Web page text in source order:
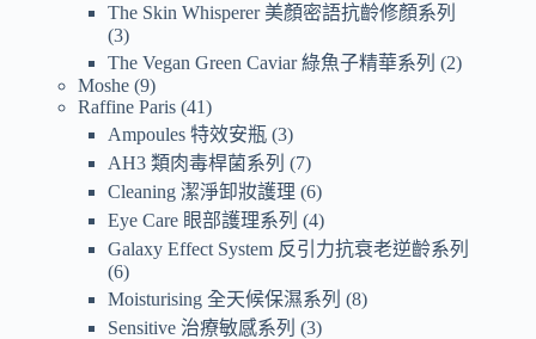
The Skin Whisperer 美顏密語抗齡修顏系列
3
The Vegan Green Caviar 綠魚子精華系列
2
Moshe 9
Raffine Paris 41
Ampoules 特效安瓶 3
AH3 類肉毒桿菌系列
7
Cleaning 潔淨卸妝護理 6
Eye Care 眼部護理系列
4
Galaxy Effect System 反引力抗衰老逆齡系列
6
Moisturising 全天候保濕系列
8
Sensitive 治療敏感系列
3